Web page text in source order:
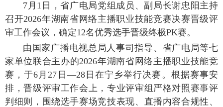
7月1日，省广电局党组成员、副局长谢忠阳主持
召开2026年湖南省网络主播职业技能竞赛决赛晋级评
审工作会议 ， 确定12名优秀选手晋级终极PK赛。
由国家广播电视总局人事司指导、省广电局等七
家单位联合主办的2026年湖南省网络主播职业技能竞
赛，于6月27日—28日在宁乡举行决赛。根据赛事安
排，晋级评审工作会上，专业评审组严格对照赛事评
判细则，围绕选手赛场竞技表现、直播内容合规性、